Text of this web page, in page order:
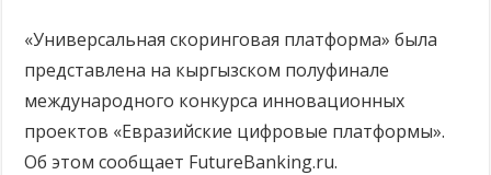
«Универсальная скоринговая платформа» была
представлена на кыргызском полуфинале
международного конкурса инновационных
проектов «Евразийские цифровые платформы».
Об этом сообщает FutureBanking.ru.